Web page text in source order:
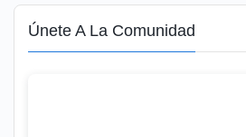
Únete A La Comunidad